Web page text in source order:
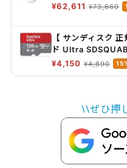
¥62,611 ¥73,660
【 サンディスク
ド Ultra
パッケージ
¥4,150 ¥4,890
\\ぜひ押